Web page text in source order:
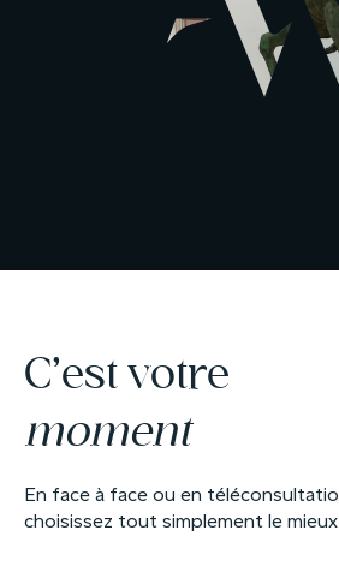
C’est votre
moment
En face à face ou en
choisissez tout simplement le